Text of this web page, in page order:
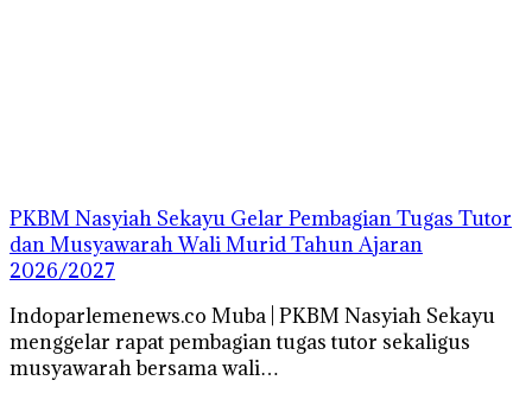
PKBM Nasyiah Sekayu Gelar Pembagian Tugas Tutor
dan Musyawarah Wali Murid Tahun Ajaran
2026/2027
Indoparlemenews.co Muba | PKBM Nasyiah Sekayu
menggelar rapat pembagian tugas tutor sekaligus
musyawarah bersama wali…